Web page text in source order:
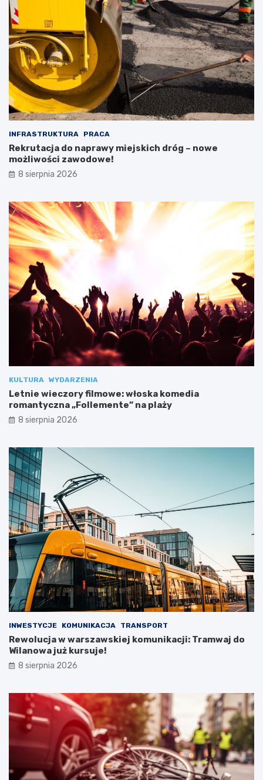
INFRASTRUKTURA PRACA
Rekrutacja do naprawy miejskich dróg – nowe
możliwości zawodowe!
8 sierpnia 2026
KULTURA WYDARZENIA
Letnie wieczory filmowe: włoska komedia
romantyczna „Follemente” na plaży
8 sierpnia 2026
INWESTYCJE KOMUNIKACJA TRANSPORT
Rewolucja w warszawskiej komunikacji: Tramwaj do
Wilanowa już kursuje!
8 sierpnia 2026